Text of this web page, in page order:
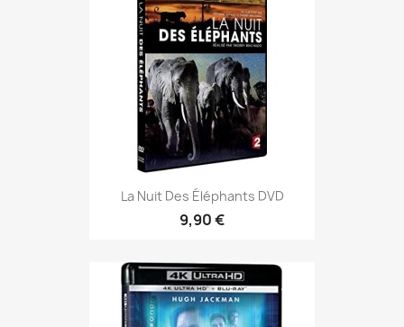
La Nuit Des Éléphants DVD
9,90 €